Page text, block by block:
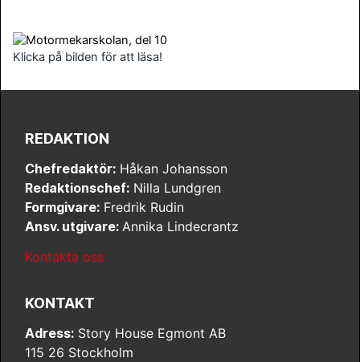
Klicka på bilden för att läsa!
REDAKTION
Chefredaktör: Håkan Johansson
Redaktionschef: Nilla Lundgren
Formgivare: Fredrik Rudin
Ansv. utgivare: Annika Lindecrantz
Kontakta oss
KONTAKT
Adress: Story House Egmont AB
115 26 Stockholm